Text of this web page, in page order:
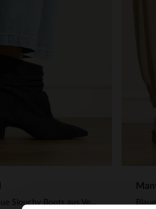
Dunkelblaue Slouchy Boots aus Veloursleder